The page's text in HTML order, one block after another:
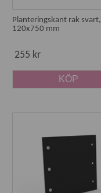
Planteringskant rak svart,
120x750 mm
255 kr
KÖP